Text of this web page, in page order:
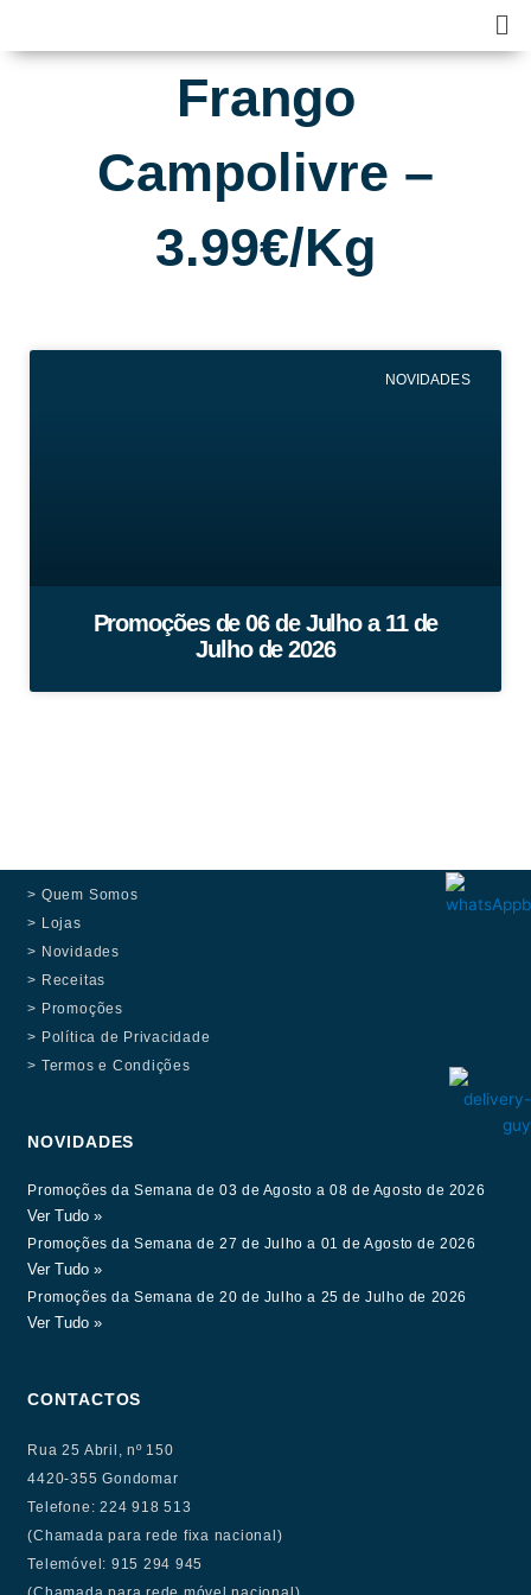
content
Frango
Campolivre –
3.99€/Kg
NOVIDADES
Promoções de 06 de Julho a 11 de
Julho de 2026
> Quem Somos
> Lojas
> Novidades
> Receitas
> Promoções
> Política de Privacidade
> Termos e Condições
NOVIDADES
Promoções da Semana de 03 de Agosto a 08 de Agosto de 2026
Ver Tudo »
Promoções da Semana de 27 de Julho a 01 de Agosto de 2026
Ver Tudo »
Promoções da Semana de 20 de Julho a 25 de Julho de 2026
Ver Tudo »
CONTACTOS
Rua 25 Abril, nº 150
4420-355 Gondomar
Telefone: 224 918 513
(Chamada para rede fixa nacional)
Telemóvel: 915 294 945